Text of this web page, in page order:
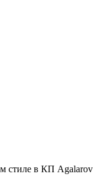
стиле в КП Agalarov